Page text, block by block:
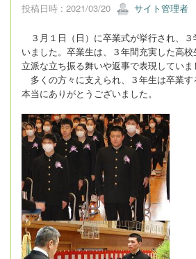
投稿日時 : 2021/03/20 サイト管理者
３月１日（日）に卒業式が挙行され、
いました。卒業生は、３年間充実した高校
立派な立ち振る舞いや返事で表現していま
多くの方々に支えられ、３年生は卒業す
本当にありがとうございました。